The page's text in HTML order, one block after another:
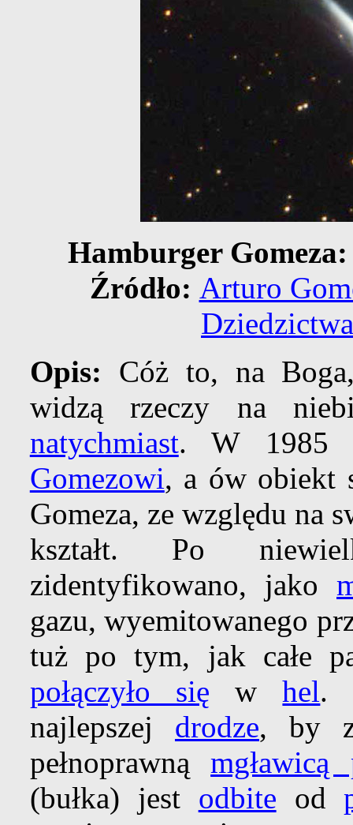
Hamburger
Źródło: Arturo
Opis: Cóż to, na
widzą rzeczy na
natychmiast. W 1985
Gomezowi, a ów obiekt
Gomeza, ze względu na
kształt. Po
zidentyfikowano, jako
gazu, wyemitowanego
tuż po tym, jak całe
połączyło się whel.
najlepszej drodze, by
pełnoprawnąmgławicą
(bułka) jest odbite od